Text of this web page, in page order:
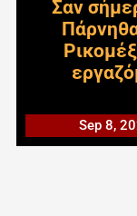
Σαν
Sep 8,